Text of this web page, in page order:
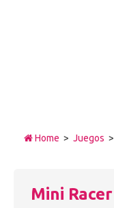
Home > Juegos >
Mini Racer